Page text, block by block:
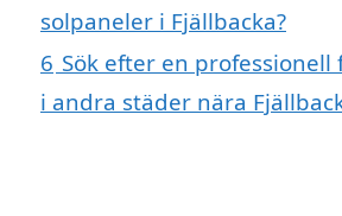
solpaneler i Fjällbacka?
6 Sök efter en
i andra städer nära